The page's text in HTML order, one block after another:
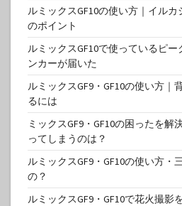
ルミックスGF10の使い方｜イル
のポイント
ルミックスGF10で使っているピ
ンカーが届いた
ルミックスGF9・GF10の使い方｜
るには
ミックスGF9・GF10の困ったを解
ってしまうのは？
ルミックスGF9・GF10の使い方・
の？
ルミックスGF9・GF10で花火撮影